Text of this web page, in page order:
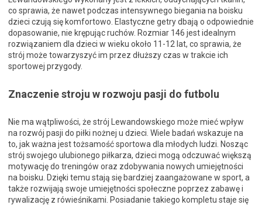
co sprawia, że nawet podczas intensywnego biegania na boisku
dzieci czują się komfortowo. Elastyczne getry dbają o odpowiednie
dopasowanie, nie krępując ruchów. Rozmiar 146 jest idealnym
rozwiązaniem dla dzieci w wieku około 11-12 lat, co sprawia, że
strój może towarzyszyć im przez dłuższy czas w trakcie ich
sportowej przygody.
Znaczenie stroju w rozwoju pasji do futbolu
Nie ma wątpliwości, że strój Lewandowskiego może mieć wpływ
na rozwój pasji do piłki nożnej u dzieci. Wiele badań wskazuje na
to, jak ważna jest tożsamość sportowa dla młodych ludzi. Nosząc
strój swojego ulubionego piłkarza, dzieci mogą odczuwać większą
motywację do treningów oraz zdobywania nowych umiejętności
na boisku. Dzięki temu stają się bardziej zaangażowane w sport, a
także rozwijają swoje umiejętności społeczne poprzez zabawę i
rywalizację z rówieśnikami. Posiadanie takiego kompletu staje się